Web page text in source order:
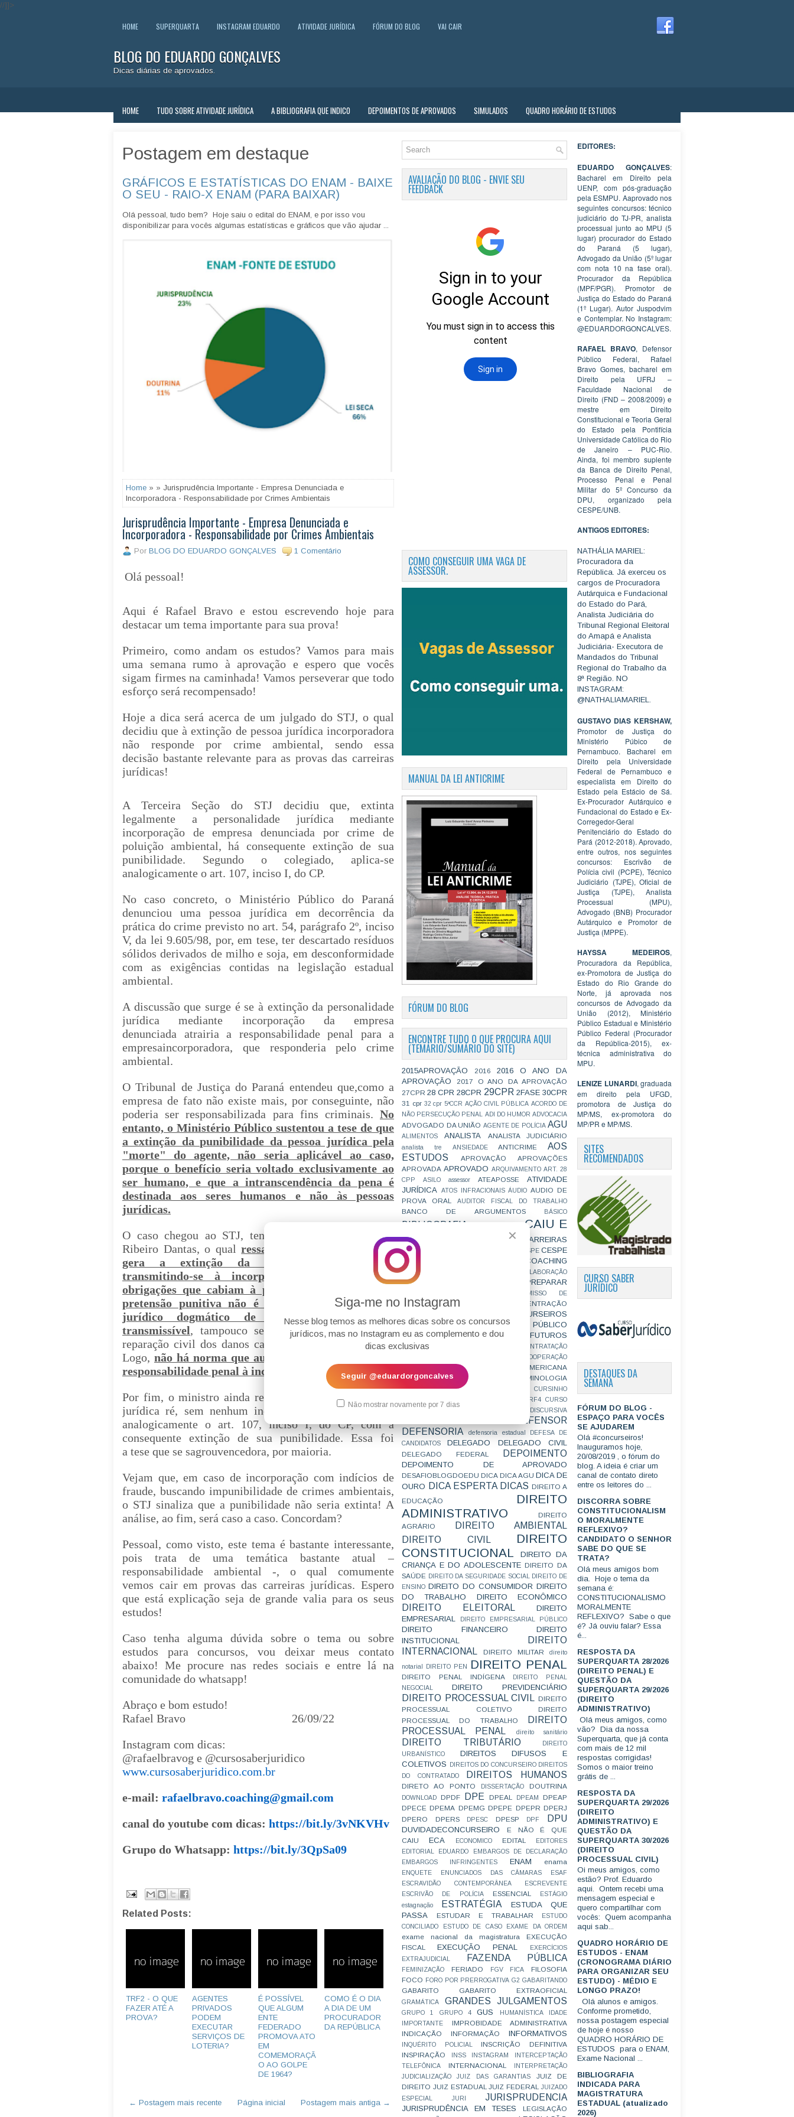
//]]>
HOME SUPERQUARTA INSTAGRAM EDUARDO ATIVIDADE JURÍDICA FÓRUM DO BLOG VAI CAIR
BLOG DO EDUARDO GONÇALVES
Dicas diárias de aprovados.
HOME TUDO SOBRE ATIVIDADE JURÍDICA A BIBLIOGRAFIA QUE INDICO DEPOIMENTOS DE APROVADOS SIMULADOS QUADRO HORÁRIO DE ESTUDOS
✕
Siga-me no Instagram
Nesse blog temos as melhores dicas sobre os concursos
jurídicos, mas no Instagram eu as complemento e dou
dicas exclusivas
Seguir @eduardorgoncalves
Não mostrar novamente por 7 dias
Postagem em destaque
GRÁFICOS E ESTATÍSTICAS DO ENAM - BAIXE
O SEU - RAIO-X ENAM (PARA BAIXAR)
Olá pessoal, tudo bem? Hoje saiu o edital do ENAM, e por isso vou
disponibilizar para vocês algumas estatísticas e gráficos que vão ajudar ...
Home » » Jurisprudência Importante - Empresa Denunciada e
Incorporadora - Responsabilidade por Crimes Ambientais
Jurisprudência Importante - Empresa Denunciada e
Incorporadora - Responsabilidade por Crimes Ambientais
Por BLOG DO EDUARDO GONÇALVES 1 Comentário
Olá pessoal!
Aqui é Rafael Bravo e estou escrevendo hoje para
destacar um tema importante para sua prova!
Primeiro, como andam os estudos? Vamos para mais
uma semana rumo à aprovação e espero que vocês
sigam firmes na caminhada! Vamos perseverar que todo
esforço será recompensado!
Hoje a dica seráacerca de um julgado do STJ, o qual
decidiu que à extinção de pessoa jurídica incorporadora
não responde por crime ambiental, sendo essa
decisão bastante relevante para as provas das carreiras
jurídicas!
A Terceira Seção do STJ decidiu que, extinta
legalmente apersonalidade jurídica mediante
incorporação de empresa denunciada por crime de
poluição ambiental, há consequente extinção de sua
punibilidade. Segundo o colegiado, aplica-se
analogicamente o art. 107, inciso I, do CP.
No caso concreto, o Ministério Público do Paraná
denunciou uma pessoa jurídica em decorrência da
prática do crime previsto no art. 54, parágrafo 2º, inciso
V, da lei 9.605/98, por, em tese, ter descartado resíduos
sólidos derivados de milho e soja, em desconformidade
com as exigências contidas na legislação estadual
ambiental.
A discussão que surge ése à extinção da personalidade
jurídica mediante incorporação da empresa
denunciada atrairia a responsabilidade penal para a
empresaincorporadora, que responderia pelo crime
ambiental.
O Tribunal de Justiça do Paraná entendeu que,como a
empresa de fato não existe mais, por conseguinte, não
poderia ser responsabilizada para fins criminais. No
entanto, o Ministério Público sustentou a tese de que
a extinção da punibilidade da pessoa jurídica pela
"morte" do agente, não seria aplicável ao caso,
porque o benefício seria voltado exclusivamente ao
ser humano, e que a intranscendência da pena é
destinada aos seres humanos e não às pessoas
jurídicas.
O caso chegou ao STJ, tendo como
ministro relator
Ribeiro Dantas, o qual ressaltou que a incorporação
gera a extinção da sociedade incorporada,
transmitindo-se à incorporadora os direitos e
obrigações que cabiam à primeira. Desse modo, a
pretensão punitiva não é enquadrada no conceito
jurídico dogmático de obrigação patrimonial
transmissível, tampouco se confunde com direito à
reparação civil dos danos causados ao meio ambiente.
Logo, não há norma que autorize a transferência da
responsabilidade penal à incorporadora.
Por fim, o ministro ainda relatou que extinta a pessoa
jurídica ré, sem nenhum indício de fraude, aplica-se
analogicamente o art. 107, inciso I, do CP, com a
consequente extinção de sua punibilidade.
Essa foi
a tese que se sagrouvencedora, por maioria.
Vejam que, em caso de incorporação com indícios de
fraude, buscando impunibilidade de crimes ambientais,
o STJ sinaliza que a punibilidade não seria extinta! A
análise, ao fim, será caso a caso. Concordam?
Pessoal, como visto, este tema é bastante interessante,
poistrata de uma temática bastante atual –
responsabilidade ambiental -, o qual comumente
vemos cairem provasdas carreiras jurídicas. Espero
que está explicação seja de grande valia para os seus
estudos!
Caso tenha alguma dúvida sobre o tema ou sobre
estudos para concursos, vou deixar meus contato
abaixo! Me procure nas redes sociais e entre lá na
comunidade do whatsapp!
Abraço e bom estudo!
Rafael Bravo 26/09/22
Instagram com dicas:
@rafaelbravog e @cursosaberjuridico
www.cursosaberjuridico.com.br
e-mail: rafaelbravo.coaching@gmail.com
canal do youtube com dicas: https://bit.ly/3vNKVHv
Grupo do Whatsapp: https://bit.ly/3QpSa09
Related Posts:
TRF2 - O QUE
FAZER ATÉ A
PROVA?
AGENTES
PRIVADOS
PODEM
EXECUTAR
SERVIÇOS DE
LOTERIA?
É POSSÍVEL
QUE ALGUM
ENTE
FEDERADO
PROMOVA ATO
EM
COMEMORAÇÃ
O AO GOLPE
DE 1964?
COMO É O DIA
A DIA DE UM
PROCURADOR
DA REPÚBLICA
← Postagem mais recente Postagem mais antiga →
Página inicial
AVALIAÇÃO DO BLOG - ENVIE SEU
FEEDBACK
COMO CONSEGUIR UMA VAGA DE
ASSESSOR.
MANUAL DA LEI ANTICRIME
FÓRUM DO BLOG
ENCONTRE TUDO O QUE PROCURA AQUI
(TEMÁRIO/SUMÁRIO DO SITE)
2015APROVAÇÃO 2016
2016 O ANO DA
APROVAÇÃO
2017 O ANO DA APROVAÇÃO
27CPR 28 CPR 28CPR 29CPR 2FASE 30CPR
31 cpr 32 cpr 5ªCCR AÇÃO CIVIL PÚBLICA ACORDO DE
NÃO PERSECUÇÃO PENAL
ADI DO HUMOR ADVOCACIA
ADVOGADO DA UNIÃO AGENTE DE POLÍCIA AGU
ALIMENTOS ANALISTA ANALISTA JUDICIÁRIO
analista tre ANSIEDADE ANTICRIME
AOS
ESTUDOS
APROVAÇÃO
APROVAÇÕES
APROVADA APROVADO ARQUIVAMENTO ART. 28
CPP
ASILO assessor ATEAPOSSE
ATIVIDADE
JURÍDICA
ATOS INFRACIONAIS ÁUDIO AUDIO DE
PROVA ORAL
AUDITOR FISCAL DO TRABALHO
BANCO DE ARGUMENTOS BÁSICO
BIBLIOGRAFIA
CAIU E
VAI CAIR
CARREIRAS
CARREIRAS
JURÍDICAS
CEBRASPE CESPE
CF COACHING
CÓDIGO DE TRÂNSITO BRASILEIRO
COLABORAÇÃO
COMBATE À CORRUPÇÃO
COMO SE PREPARAR
COMPROMISSO DE
AJUSTAMENTO DE CONDUTA
CONCENTRAÇÃO
CONCURSEIROS
CONCURSO
CONCURSO PÚBLICO
CONCURSOS
CONCURSOS FUTUROS
CONCURSOS NÍVEL HARD
CONTRATAÇÃO
COOPERAÇÃO
CORTE INTERAMERICANA
CPC2015
CPI
CRIMINOLOGIA
CRONOGRAMA
CTB CURSINHO
CURSO ESTUDO DE CASO - TRF4
CURSO
PARA A SUBJETIVA
CURSO PROVA DISCURSIVA
DEFENSOR
DEFENSORIA
defensoria estadual
DEFESA DE
CANDIDATOS
DELEGADO DELEGADO CIVIL
DELEGADO FEDERAL DEPOIMENTO
DEPOIMENTO DE APROVADO
DESAFIOBLOGDOEDU DICA DICA AGU DICA DE
OURO DICA ESPERTA DICAS DIREITO A
EDUCAÇÃO
DIREITO
ADMINISTRATIVO
DIREITO
AGRÁRIO
DIREITO AMBIENTAL
DIREITO CIVIL
DIREITO
CONSTITUCIONAL
DIREITO DA
CRIANÇA E DO ADOLESCENTE DIREITO DA
SAÚDE
DIREITO DA SEGURIDADE SOCIAL
DIREITO DE
ENSINO DIREITO DO CONSUMIDOR DIREITO
DO TRABALHO
DIREITO ECONÔMICO
DIREITO ELEITORAL
DIREITO
EMPRESARIAL
DIREITO EMPRESARIAL PÚBLICO
DIREITO FINANCEIRO
DIREITO
INSTITUCIONAL
DIREITO
INTERNACIONAL
DIREITO MILITAR direito
notarial DIREITO PEN DIREITO PENAL
DIREITO PENAL INDÍGENA
DIREITO PENAL
NEGOCIAL
DIREITO PREVIDENCIÁRIO
DIREITO PROCESSUAL CIVIL
DIREITO
PROCESSUAL COLETIVO
DIREITO
PROCESSUAL DO TRABALHO
DIREITO
PROCESSUAL PENAL
direito sanitário
DIREITO TRIBUTÁRIO
DIREITO
URBANÍSTICO
DIREITOS DIFUSOS E
COLETIVOS
DIREITOS DO CONCURSEIRO DIREITOS
DO CONTRATADO
DIREITOS HUMANOS
DIRETO AO PONTO DISSERTAÇÃO DOUTRINA
DOWNLOAD DPDF DPE DPEAL DPEAM
DPEAP
DPECE DPEMA DPEMG DPEPE DPEPR DPERJ
DPERO
DPERS DPESC DPESP DPF DPU
DUVIDADECONCURSEIRO
E NÃO É QUE
CAIU
ECA ECONOMICO EDITAL
EDITORES
EDITORIAL
EDUARDO
EMBARGOS DE DECLARAÇÃO
EMBARGOS INFRINGENTES
ENAM enama
ENQUETE ENUNCIADOS DAS CÂMARAS
ESAF
ESCRAVIDÃO CONTEMPORÂNEA
ESCREVENTE
ESCRIVÃO DE POLÍCIA
ESSENCIAL
ESTÁGIO
estagnação
ESTRATÉGIA
ESTUDA QUE
PASSA
ESTUDAR E TRABALHAR
ESTUDO
CONCILIADO
ESTUDO DE CASO EXAME DA ORDEM
exame nacional da magistratura
EXECUÇÃO
FISCAL
EXECUÇÃO PENAL
EXERCÍCIOS
EXTRAJUDICIAL
FAZENDA PÚBLICA
FEMINIZAÇÃO FERIADO FGV FICA
FILOSOFIA
FOCO
FORO POR PRERROGATIVA G2 GABARITANDO
GABARITO GABARITO EXTRAOFICIAL
GRAMÁTICA GRANDES JULGAMENTOS
GRUPO 1 GRUPO 4 GUS HUMANÍSTICA
IDADE
IMPORTANTE
IMPROBIDADE ADMINISTRATIVA
INDICAÇÃO
INFORMAÇÃO INFORMATIVOS
INQUÉRITO POLICIAL
INSCRIÇÃO DEFINITIVA
INSPIRAÇÃO
INSS INSTAGRAM
INTERCEPTAÇÃO
TELEFÔNICA
INTERNACIONAL
INTERPRETAÇÃO
JUDICIALIZAÇÃO
JUIZ DAS GARANTIAS
JUIZ DE
DIREITO JUIZ ESTADUAL JUIZ FEDERAL
JUIZADO
ESPECIAL
JURI JURISPRUDENCIA
JURISPRUDÊNCIA EM TESES
LEGISLAÇÃO
EDITORES:
EDUARDO GONÇALVES:
Bacharel em Direito pela
UENP, com pós-graduação
pela ESMPU. Aaprovado nos
seguintes concursos: técnico
judiciário do TJ-PR, analista
processual junto ao MPU (5
lugar) procurador do Estado
do Paraná (5 lugar),
Advogado da União (5º lugar
com nota 10 na fase oral).
Procurador da República
(MPF/PGR). Promotor de
Justiça do Estado do Paraná
(1º Lugar). Autor Juspodvim
e Contemplar. No Instagram:
@EDUARDORGONCALVES.
RAFAEL BRAVO, Defensor
Público Federal, Rafael
Bravo Gomes, bacharel em
Direito pela UFRJ –
Faculdade Nacional de
Direito (FND – 2008/2009) e
mestre em Direito
Constitucional e Teoria Geral
do Estado pela Pontifícia
Universidade Católica do Rio
de Janeiro – PUC-Rio.
Ainda, foi membro suplente
da Banca de Direito Penal,
Processo Penal e Penal
Militar do 5º Concurso da
DPU, organizado pela
CESPE/UNB.
ANTIGOS EDITORES:
NATHÁLIA MARIEL:
Procuradora da
República. Já exerceu os
cargos de Procuradora
Autárquica e Fundacional
do Estado do Pará,
Analista Judiciária do
Tribunal Regional Eleitoral
do Amapá e Analista
Judiciária- Executora de
Mandados do Tribunal
Regional do Trabalho da
8ª Região. NO
INSTAGRAM:
@NATHALIAMARIEL.
GUSTAVO DIAS KERSHAW,
Promotor de Justiça do
Ministério Púbico de
Pernambuco. Bacharel em
Direito pela Universidade
Federal de Pernambuco e
especialista em Direito do
Estado pela Estácio de Sá.
Ex-Procurador Autárquico e
Fundacional do Estado e Ex-
Corregedor-Geral
Penitenciário do Estado do
Pará (2012-2018). Aprovado,
entre outros, nos seguintes
concursos: Escrivão de
Polícia civil (PCPE), Técnico
Judiciário (TJPE), Oficial de
Justiça (TJPE), Analista
Processual (MPU),
Advogado (BNB) Procurador
Autárquico e Promotor de
Justiça (MPPE).
HAYSSA MEDEIROS,
Procuradora da República,
ex-Promotora de Justiça do
Estado do Rio Grande do
Norte, já aprovada nos
concursos de Advogado da
União (2012), Ministério
Público Estadual e Ministério
Público Federal (Procurador
da República-2015), ex-
técnica administrativa do
MPU.
LENIZE LUNARDI, graduada
em direito pela UFGD,
promotora de Justiça do
MP/MS, ex-promotora do
MP/PR e MP/MS.
SITES
RECOMENDADOS
CURSO SABER
JURÍDICO
DESTAQUES DA
SEMANA
FÓRUM DO BLOG -
ESPAÇO PARA VOCÊS
SE AJUDAREM
Olá #concurseiros!
Inauguramos hoje,
20/08/2019 , o fórum do
blog. A ideia é criar um
canal de contato direto
entre os leitores do ...
DISCORRA SOBRE
CONSTITUCIONALISM
O MORALMENTE
REFLEXIVO?
CANDIDATO O SENHOR
SABE DO QUE SE
TRATA?
Olá meus amigos bom
dia. Hoje o tema da
semana é:
CONSTITUCIONALISMO
MORALMENTE
REFLEXIVO? Sabe o que
é? Já ouviu falar? Essa
é...
RESPOSTA DA
SUPERQUARTA 28/2026
(DIREITO PENAL) E
QUESTÃO DA
SUPERQUARTA 29/2026
(DIREITO
ADMINISTRATIVO)
Olá meus amigos, como
vão? Dia da nossa
Superquarta, que já conta
com mais de 12 mil
respostas corrigidas!
Somos o maior treino
grátis de ...
RESPOSTA DA
SUPERQUARTA 29/2026
(DIREITO
ADMINISTRATIVO) E
QUESTÃO DA
SUPERQUARTA 30/2026
(DIREITO
PROCESSUAL CIVIL)
Oi meus amigos, como
estão? Prof. Eduardo
aqui. Ontem recebi uma
mensagem especial e
quero compartilhar com
vocês: Quem acompanha
aqui sab...
QUADRO HORÁRIO DE
ESTUDOS - ENAM
(CRONOGRAMA DIÁRIO
PARA ORGANIZAR SEU
ESTUDO) - MÉDIO E
LONGO PRAZO!
Olá alunos e amigos.
Conforme prometido,
nossa postagem especial
de hoje é nosso
QUADRO HORÁRIO DE
ESTUDOS para o ENAM,
Exame Nacional ...
BIBLIOGRAFIA
INDICADA PARA
MAGISTRATURA
ESTADUAL (atualizado
2026)